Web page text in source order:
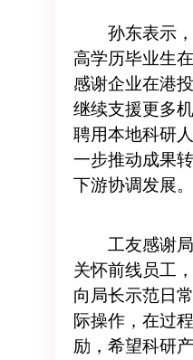
孙东表示
高学历毕业生
感谢企业在港
继续支援更多
聘用本地科研
一步推动成果
下游协调发展。
工友感谢
关怀前线员工
向局长示范日
际操作，在过
励，希望科研